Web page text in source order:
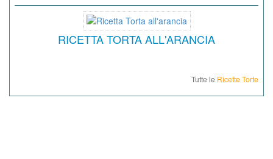
RICETTA TORTA ALL'ARANCIA
Tutte le Ricette Torte